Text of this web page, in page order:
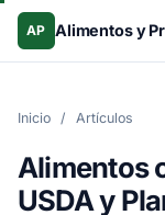
AP Alimentos y
Inicio / Artículos
Alimentos
USDA y